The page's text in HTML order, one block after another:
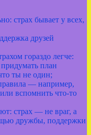
страх бывает у всех,
друзей
гораздо легче:
план
ты не один;
— например,
вспомнить что‑то
страх — не враг, а
дружбы, поддержки